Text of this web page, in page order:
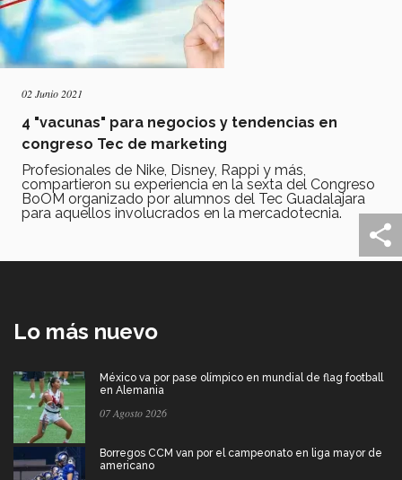
02 Junio 2021
4 "vacunas" para negocios y tendencias en
congreso Tec de marketing
Profesionales de Nike, Disney, Rappi y más,
compartieron su experiencia en la sexta del Congreso
BoOM organizado por alumnos del Tec Guadalajara
para aquellos involucrados en la mercadotecnia.
Lo más nuevo
México va por pase olímpico en mundial de flag football
en Alemania
07 Agosto 2026
Borregos CCM van por el campeonato en liga mayor de
americano